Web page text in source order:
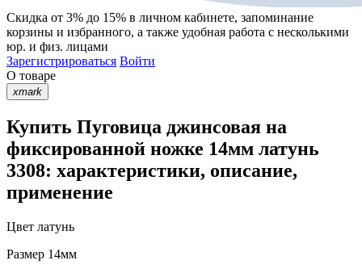
Скидка от 3% до 15% в личном кабинете, запоминание
корзины и избранного, а также удобная работа с несколькими
юр. и физ. лицами
Зарегистрироваться Войти
О товаре
xmark
Купить Пуговица джинсовая на
фиксированной ножке 14мм латунь
3308: характеристики, описание,
применение
Цвет латунь
Размер 14мм